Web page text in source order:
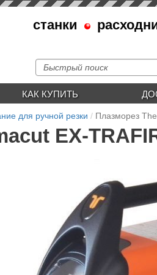
станки
КАК КУПИТЬ
для ручной резки Плазморез
EX-